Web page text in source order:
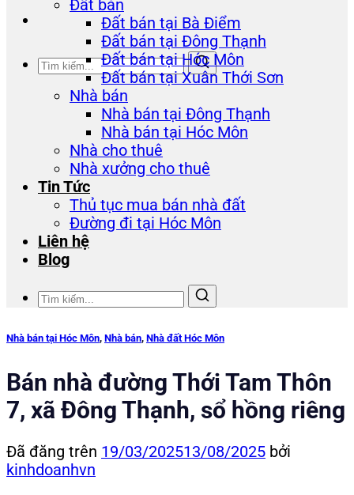
Đất bán
Đất bán tại Bà Điểm
Đất bán tại Đông Thạnh
Đất bán tại Hóc Môn
Đất bán tại Xuân Thới Sơn
Nhà bán
Nhà bán tại Đông Thạnh
Nhà bán tại Hóc Môn
Nhà cho thuê
Nhà xưởng cho thuê
Tin Tức
Thủ tục mua bán nhà đất
Đường đi tại Hóc Môn
Liên hệ
Blog
Nhà bán tại Hóc Môn, Nhà bán, Nhà đất Hóc Môn
Bán nhà đường Thới Tam Thôn
7, xã Đông Thạnh, sổ hồng riêng
Đã đăng trên 19/03/202513/08/2025 bởi
kinhdoanhvn